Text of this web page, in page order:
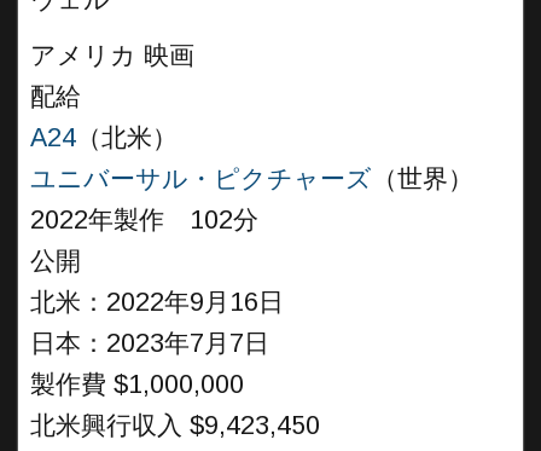
アメリカ 映画
配給
A24 （北米）
ユニバーサル・ピクチャーズ （世界）
2022年製作 102分
公開
北米：2022年9月16日
日本：2023年7月7日
製作費 $1,000,000
北米興行収入 $9,423,450